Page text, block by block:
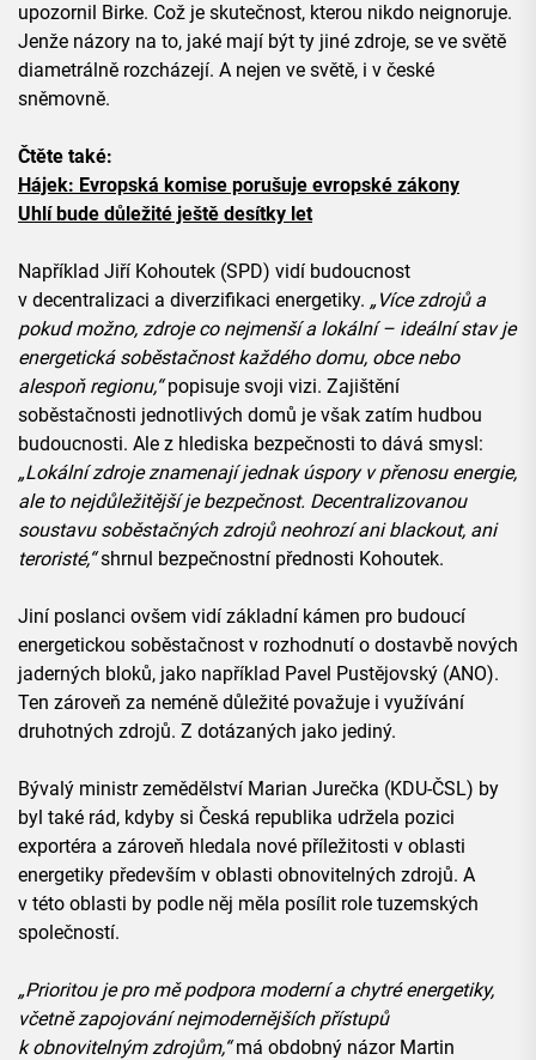
upozornil Birke. Což je skutečnost, kterou nikdo neignoruje.
Jenže názory na to, jaké mají být ty jiné zdroje, se ve světě
diametrálně rozcházejí. A nejen ve světě, i v české
sněmovně.
Čtěte také:
Hájek: Evropská komise porušuje evropské zákony
Uhlí bude důležité ještě desítky let
Například Jiří Kohoutek (SPD) vidí budoucnost
v decentralizaci a diverzifikaci energetiky. „Více zdrojů a
pokud možno, zdroje co nejmenší a lokální – ideální stav je
energetická soběstačnost každého domu, obce nebo
alespoň regionu,“popisuje svoji vizi. Zajištění
soběstačnosti jednotlivých domů je však zatím hudbou
budoucnosti. Ale z hlediska bezpečnosti to dává smysl:
„Lokální zdroje znamenají jednak úspory v přenosu energie,
ale to nejdůležitější je bezpečnost. Decentralizovanou
soustavu soběstačných zdrojů neohrozí ani blackout, ani
teroristé,“shrnul bezpečnostní přednosti Kohoutek.
Jiní poslanci ovšem vidí základní kámen pro budoucí
energetickou soběstačnost v rozhodnutí o dostavbě nových
jaderných bloků, jako například Pavel Pustějovský (ANO).
Ten zároveň za neméně důležité považuje i využívání
druhotných zdrojů. Z dotázaných jako jediný.
Bývalý ministr zemědělství Marian Jurečka (KDU-ČSL) by
byl také rád, kdyby si Česká republika udržela pozici
exportéra a zároveň hledala nové příležitosti v oblasti
energetiky především v oblasti obnovitelných zdrojů. A
v této oblasti by podle něj měla posílit role tuzemských
společností.
„Prioritou je pro mě podpora moderní a chytré energetiky,
včetně zapojování nejmodernějších přístupů
k obnovitelným zdrojům,“má obdobný názor Martin